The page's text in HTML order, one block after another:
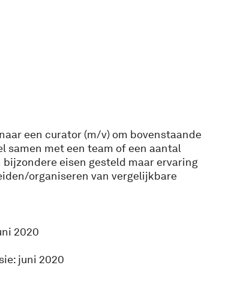
een curator (m/v) om bovenstaande
samen met een team of een aantal
eisen gesteld maar ervaring
organiseren van vergelijkbare
2020
juni 2020